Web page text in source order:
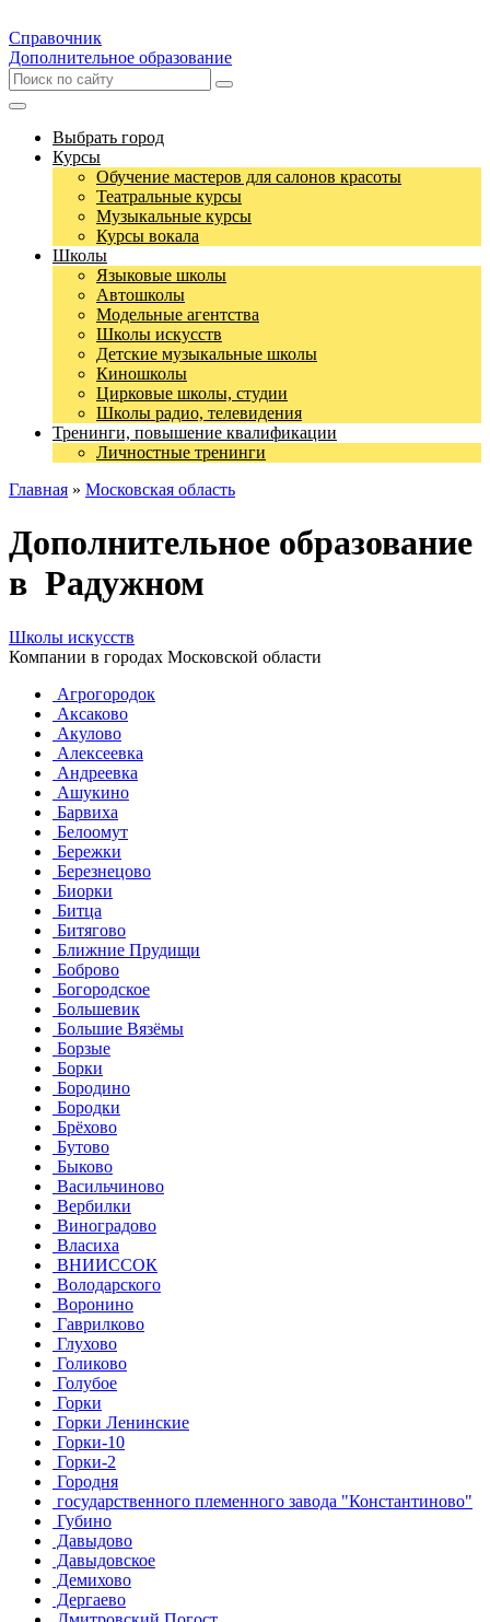
Справочник
Дополнительное образование
Выбрать город
Курсы
Обучение мастеров для салонов красоты
Театральные курсы
Музыкальные курсы
Курсы вокала
Школы
Языковые школы
Автошколы
Модельные агентства
Школы искусств
Детские музыкальные школы
Киношколы
Цирковые школы, студии
Школы радио, телевидения
Тренинги, повышение квалификации
Личностные тренинги
Главная » Московская область
Дополнительное образование
в Радужном
Школы искусств
Компании в городах Московской области
Агрогородок
Аксаково
Акулово
Алексеевка
Андреевка
Ашукино
Барвиха
Белоомут
Бережки
Березнецово
Биорки
Битца
Битягово
Ближние Прудищи
Боброво
Богородское
Большевик
Большие Вязёмы
Борзые
Борки
Бородино
Бородки
Брёхово
Бутово
Быково
Васильчиново
Вербилки
Виноградово
Власиха
ВНИИССОК
Володарского
Воронино
Гаврилково
Глухово
Голиково
Голубое
Горки
Горки Ленинские
Горки-10
Горки-2
Городня
государственного племенного завода "Константиново"
Губино
Давыдово
Давыдовское
Демихово
Дергаево